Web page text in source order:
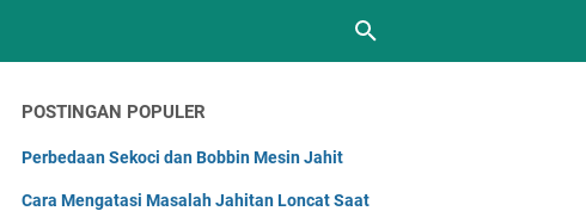
POSTINGAN POPULER
Perbedaan Sekoci dan Bobbin Mesin Jahit
Cara Mengatasi Masalah Jahitan Loncat Saat